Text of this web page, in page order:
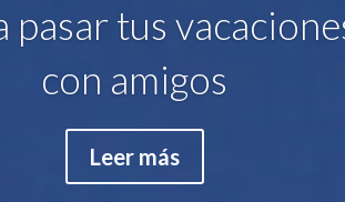
pasar tus
con amigos
Leer más